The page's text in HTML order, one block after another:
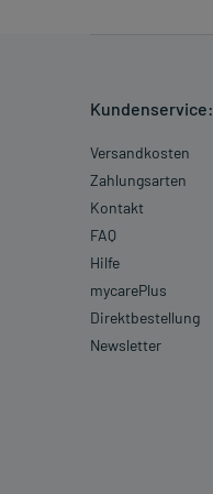
Kundenservice:
Versandkosten
Zahlungsarten
Kontakt
FAQ
Hilfe
mycarePlus
Direktbestellung
Newsletter